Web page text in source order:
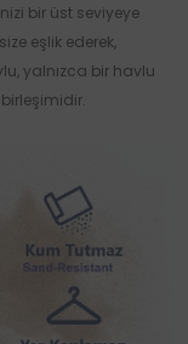
bir üst seviyeye
eşlik ederek,
yalnızca bir havlu